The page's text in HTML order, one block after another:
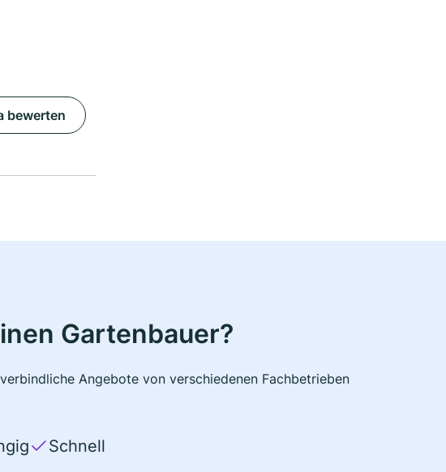
bewerten
Gartenbauer?
Angebote von verschiedenen Fachbetrieben
Schnell